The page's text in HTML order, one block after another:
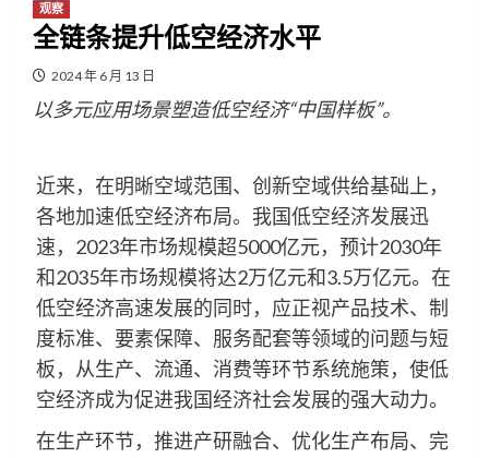
观察
全链条提升低空经济水平
2024 年 6 月 13 日
以多元应用场景塑造低空经济“中国样板”。
近来，在明晰空域范围、创新空域供给基础上，
各地加速低空经济布局。我国低空经济发展迅
速，2023年市场规模超5000亿元，预计2030年
和2035年市场规模将达2万亿元和3.5万亿元。在
低空经济高速发展的同时，应正视产品技术、制
度标准、要素保障、服务配套等领域的问题与短
板，从生产、流通、消费等环节系统施策，使低
空经济成为促进我国经济社会发展的强大动力。
在生产环节，推进产研融合、优化生产布局、完